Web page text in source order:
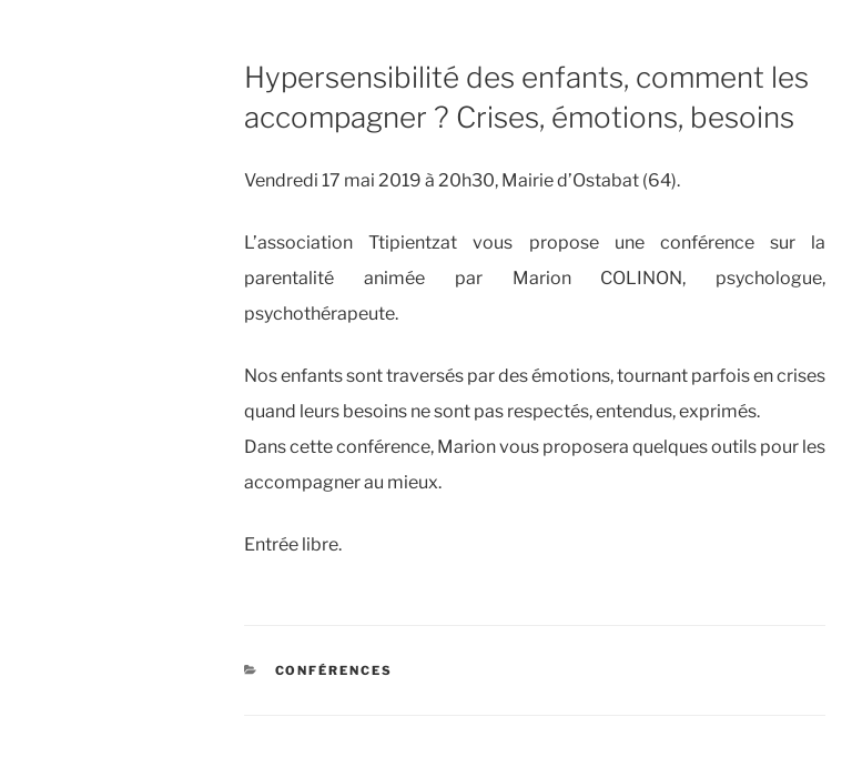
Hypersensibilité des enfants, comment les
accompagner ? Crises, émotions, besoins
Vendredi 17 mai 2019 à 20h30, Mairie d’Ostabat (64).
L’association Ttipientzat vous propose une conférence sur la
parentalité animée par Marion COLINON, psychologue,
psychothérapeute.
Nos enfants sont traversés par des émotions, tournant parfois en crises
quand leurs besoins ne sont pas respectés, entendus, exprimés.
Dans cette conférence, Marion vous proposera quelques outils pour les
accompagner au mieux.
Entrée libre.
CATÉGORIES
CONFÉRENCES